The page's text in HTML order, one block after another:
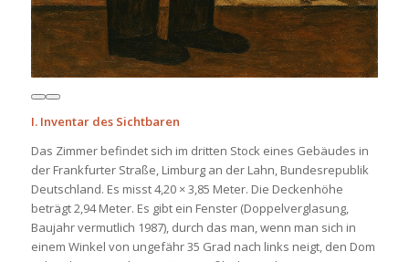
I. Inventar des Sichtbaren
Das Zimmer befindet sich im dritten Stock eines Gebäudes in
der Frankfurter Straße, Limburg an der Lahn, Bundesrepublik
Deutschland. Es misst 4,20 × 3,85 Meter. Die Deckenhöhe
beträgt 2,94 Meter. Es gibt ein Fenster (Doppelverglasung,
Baujahr vermutlich 1987), durch das man, wenn man sich in
einem Winkel von ungefähr 35 Grad nach links neigt, den Dom